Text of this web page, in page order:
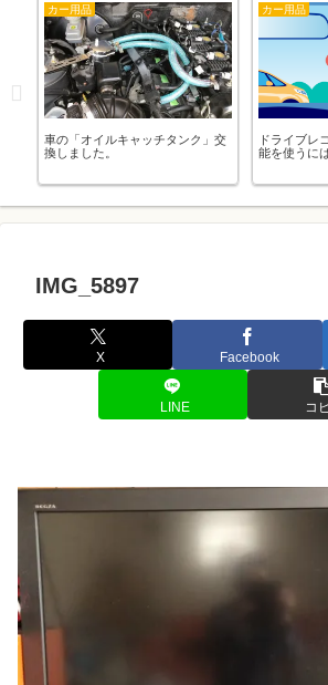
カー用品
車の「オイルキャッチタンク」交
換しました。
カー用品
ドライブレ
能を使うには
IMG_5897
X Facebook
LINE コ